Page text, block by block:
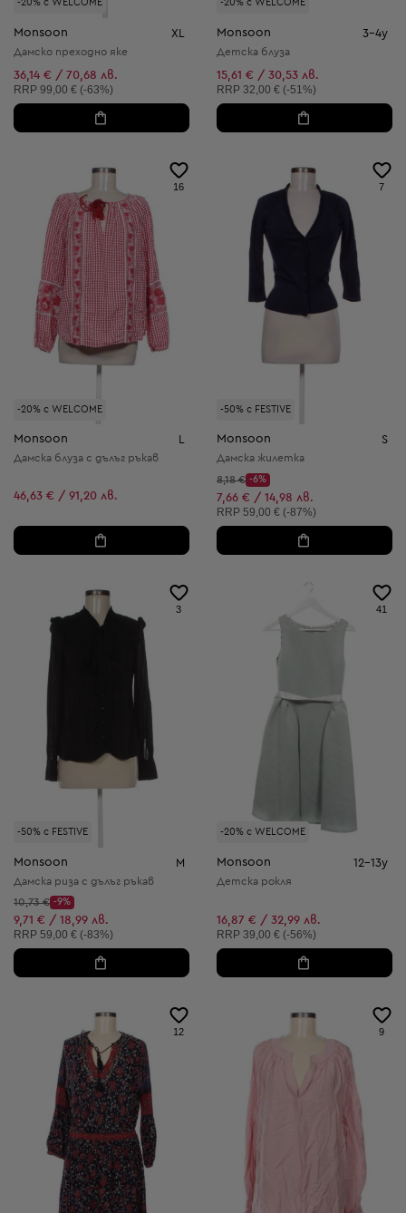
-20% с WELCOME
Monsoon XL
Дамско преходно яке
36,14 € / 70,68 лв.
Препоръчителна цена:
RRP 99,00 € (-63%)
-20% с WELCOME
Monsoon 3-4y
Детска блуза
15,61 € / 30,53 лв.
Препоръчителна цена:
RRP 32,00 € (-51%)
-20% с WELCOME
16
Monsoon
Дамска блуза с дълъг ръкав
46,63 € / 91,20 лв.
-50% с FESTIVE
7
Monsoon S
Дамска жилетка
Начална цена:
8,18 €
Discount Price:
-6%
Намалена цена:
7,66 € / 14,98 лв.
Препоръчителна цена:
RRP 59,00 € (-87%)
-50% с FESTIVE
3
Monsoon M
Дамска риза с дълъг ръкав
Начална цена:
10,73 €
Discount Price:
-9%
Намалена цена:
9,71 € / 18,99 лв.
Препоръчителна цена:
RRP 59,00 € (-83%)
-20% с WELCOME
41
Monsoon 12-13y
Детска рокля
16,87 € / 32,99 лв.
Препоръчителна цена:
RRP 39,00 € (-56%)
12 9